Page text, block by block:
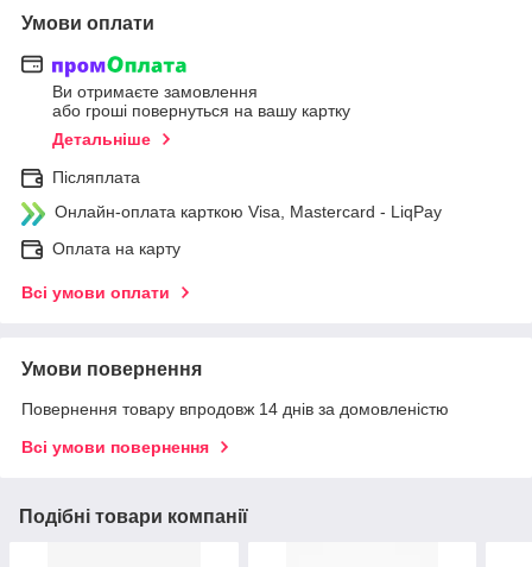
Умови оплати
Ви отримаєте замовлення
або гроші повернуться на вашу картку
Детальніше
Післяплата
Онлайн-оплата карткою Visa, Mastercard - LiqPay
Оплата на карту
Всі умови оплати
Умови повернення
Повернення товару впродовж 14 днів за домовленістю
Всі умови повернення
Подібні товари компанії